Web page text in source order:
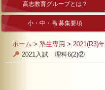
高志教育グループとは？
小・中・高 募集要項
ホーム > 塾生専用 > 2021(R3)
2021入試 理科6(2)②